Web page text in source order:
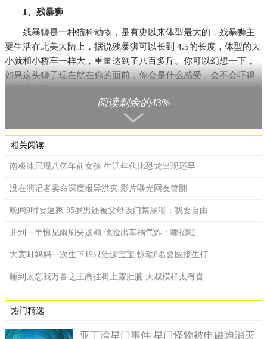
1、残暴狮
残暴狮是一种猫科动物，是有史以来体型最大的，残暴狮主
要生活在北美大陆上，据说残暴狮可以长到 4.5的长度，体型的大
小就和小桥车一样大，重量达到了八百多斤。你可以幻想一下，
如果这头狮子现在就在你的面前，你会是什么感受，会不会吓得
阅读剩余的43%
相关阅读
南极冰层现八亿年前女孩 生活年代比恐龙出现还早
没在演记者卖命深度报导洪灾 影片曝光网友赞翻
晚间9时要返家 35岁男还被父母设门禁崩溃：我要自由
开到一半惊见雨刷夹这颗 他险出车祸气炸：哪招啦
大麦町妈妈一次生下19只活泼宝宝 惊动8名兽医接生打
睡到太忘我万兽之王高挂树上露肚腩 大叔模样太有喜
热门精选
亚丁湾星门事件 星门怪物被电磁炮消灭